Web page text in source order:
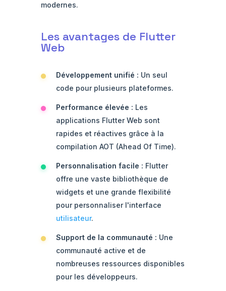
modernes.
Les avantages de Flutter
Web
Développement unifié : Un seul
code pour plusieurs plateformes.
Performance élevée : Les
applications Flutter Web sont
rapides et réactives grâce à la
compilation AOT (Ahead Of Time).
Personnalisation facile : Flutter
offre une vaste bibliothèque de
widgets et une grande flexibilité
pour personnaliser l'interface
utilisateur.
Support de la communauté : Une
communauté active et de
nombreuses ressources disponibles
pour les développeurs.